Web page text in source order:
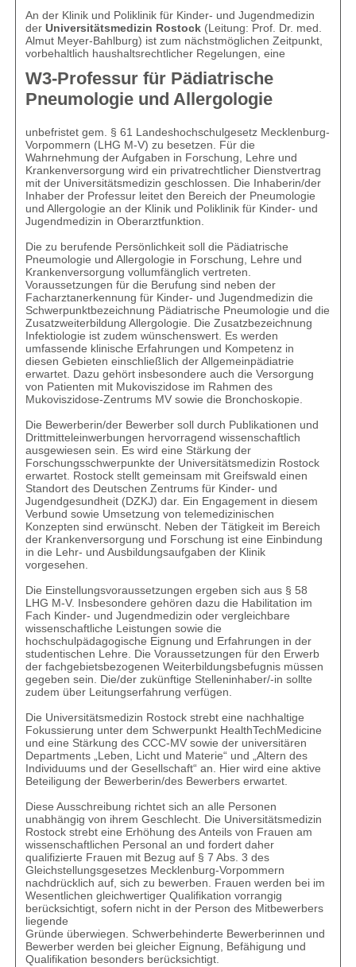
An der Klinik und Poliklinik für Kinder- und Jugendmedizin
derUniversitätsmedizin Rostock (Leitung: Prof. Dr. med.
Almut Meyer-Bahlburg) ist zum nächstmöglichen Zeitpunkt,
vorbehaltlich haushaltsrechtlicher Regelungen, eine
W3-Professur für Pädiatrische
Pneumologie und Allergologie
unbefristet gem. § 61 Landeshochschulgesetz Mecklenburg-
Vorpommern (LHG M-V) zu besetzen. Für die
Wahrnehmung der Aufgaben in Forschung, Lehre und
Krankenversorgung wird ein privatrechtlicher Dienstvertrag
mit der Universitätsmedizin geschlossen. Die Inhaberin/der
Inhaber der Professur leitet den Bereich der Pneumologie
und Allergologie an der Klinik und Poliklinik für Kinder- und
Jugendmedizin in Oberarztfunktion.
Die zu berufende Persönlichkeit soll die Pädiatrische
Pneumologie und Allergologie in Forschung, Lehre und
Krankenversorgung vollumfänglich vertreten.
Voraussetzungen für die Berufung sind neben der
Facharztanerkennung für Kinder- und Jugendmedizin die
Schwerpunktbezeichnung Pädiatrische Pneumologie und die
Zusatzweiterbildung Allergologie. Die Zusatzbezeichnung
Infektiologie ist zudem wünschenswert. Es werden
umfassende klinische Erfahrungen und Kompetenz in
diesen Gebieten einschließlich der Allgemeinpädiatrie
erwartet. Dazu gehört insbesondere auch die Versorgung
von Patienten mit Mukoviszidose im Rahmen des
Mukoviszidose-Zentrums MV sowie die Bronchoskopie.
Die Bewerberin/der Bewerber soll durch Publikationen und
Drittmitteleinwerbungen hervorragend wissenschaftlich
ausgewiesen sein. Es wird eine Stärkung der
Forschungsschwerpunkte der Universitätsmedizin Rostock
erwartet. Rostock stellt gemeinsam mit Greifswald einen
Standort des Deutschen Zentrums für Kinder- und
Jugendgesundheit (DZKJ) dar. Ein Engagement in diesem
Verbund sowie Umsetzung von telemedizinischen
Konzepten sind erwünscht. Neben der Tätigkeit im Bereich
der Krankenversorgung und Forschung ist eine Einbindung
in die Lehr- und Ausbildungsaufgaben der Klinik
vorgesehen.
Die Einstellungsvoraussetzungen ergeben sich aus § 58
LHG M-V. Insbesondere gehören dazu die Habilitation im
Fach Kinder- und Jugendmedizin oder vergleichbare
wissenschaftliche Leistungen sowie die
hochschulpädagogische Eignung und Erfahrungen in der
studentischen Lehre. Die Voraussetzungen für den Erwerb
der fachgebietsbezogenen Weiterbildungsbefugnis müssen
gegeben sein. Die/der zukünftige Stelleninhaber/-in sollte
zudem über Leitungserfahrung verfügen.
Die Universitätsmedizin Rostock strebt eine nachhaltige
Fokussierung unter dem Schwerpunkt HealthTechMedicine
und eine Stärkung des CCC-MV sowie der universitären
Departments „Leben, Licht und Materie“ und „Altern des
Individuums und der Gesellschaft“ an. Hier wird eine aktive
Beteiligung der Bewerberin/des Bewerbers erwartet.
Diese Ausschreibung richtet sich an alle Personen
unabhängig von ihrem Geschlecht. Die Universitätsmedizin
Rostock strebt eine Erhöhung des Anteils von Frauen am
wissenschaftlichen Personal an und fordert daher
qualifizierte Frauen mit Bezug auf § 7 Abs. 3 des
Gleichstellungsgesetzes Mecklenburg-Vorpommern
nachdrücklich auf, sich zu bewerben. Frauen werden bei im
Wesentlichen gleichwertiger Qualifikation vorrangig
berücksichtigt, sofern nicht in der Person des Mitbewerbers
liegende
Gründe überwiegen. Schwerbehinderte Bewerberinnen und
Bewerber werden bei gleicher Eignung, Befähigung und
Qualifikation besonders berücksichtigt.